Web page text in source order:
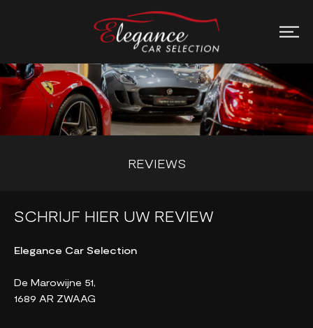
REVIEWS
SCHRIJF HIER UW REVIEW
Elegance Car Selection
De Marowijne 51,
1689 AR ZWAAG